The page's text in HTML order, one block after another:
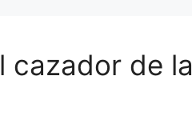
cazador de la